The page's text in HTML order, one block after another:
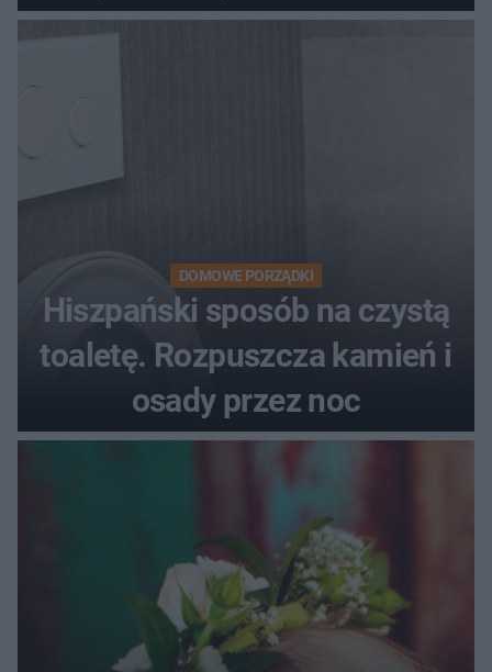
DOMOWE PORZĄDKI
Hiszpański sposób na czystą
toaletę. Rozpuszcza kamień i
osady przez noc